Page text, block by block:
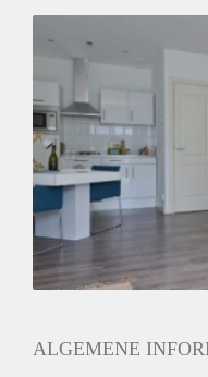
Gedeelde Douche: Nee
Gedeelde woonkamer:
Huisgenoten: Nee
Geslacht huisgenoten:
ALGEMENE